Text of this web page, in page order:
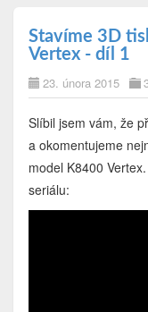
Stavíme 3D
Vertex - díl 1
23. února 2015
Slíbil jsem vám, že
a okomentujeme
model K8400
seriálu: